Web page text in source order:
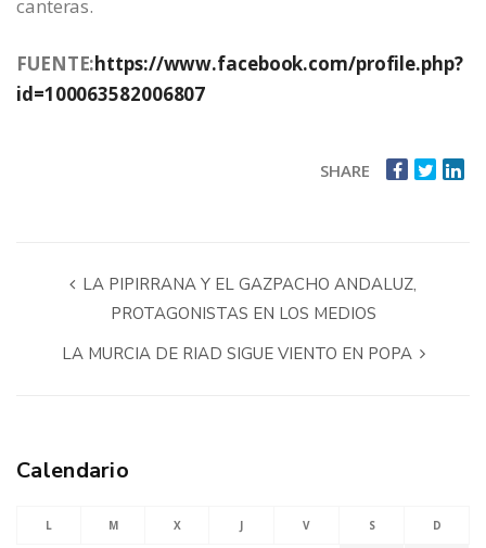
canteras.
FUENTE:https://www.facebook.com/profile.php?
id=100063582006807
SHARE
LA PIPIRRANA Y EL GAZPACHO ANDALUZ,
PROTAGONISTAS EN LOS MEDIOS
LA MURCIA DE RIAD SIGUE VIENTO EN POPA
Calendario
L M X J V S D